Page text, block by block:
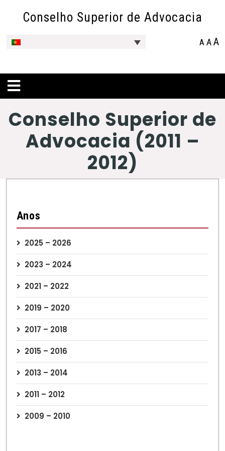
Conselho Superior de Advocacia
A AA
Conselho Superior de
Advocacia (2011 –
2012)
Anos
2025 – 2026
2023 – 2024
2021 – 2022
2019 – 2020
2017 – 2018
2015 – 2016
2013 – 2014
2011 – 2012
2009 – 2010